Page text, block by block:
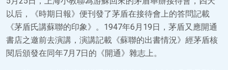
以后，《時期日報》便刊發了茅盾在接待會上的答問記載
《茅盾氏講蘇聯的印象》。1947年6月19日，茅盾又應開通
書店之邀前去演講，演講記載《蘇聯的出書情況》經茅盾核
閱后頒發在同年7月7日的《開通》雜志上。